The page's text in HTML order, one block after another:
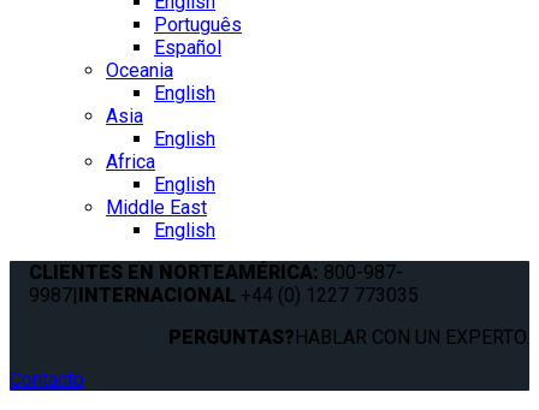
Português
Español
Oceania
English
Asia
English
Africa
English
Middle East
English
CLIENTES EN NORTEAMÉRICA: 800-987-
9987|INTERNACIONAL +44 (0) 1227 773035
PERGUNTAS?HABLAR CON UN EXPERTO.
Contacto